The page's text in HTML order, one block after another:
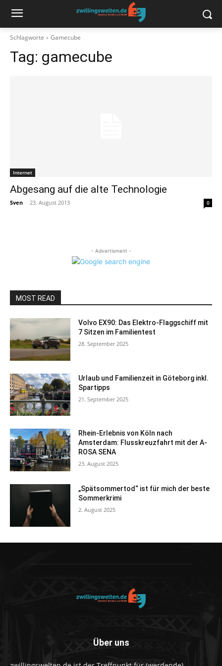
Schlagworte Gamecube
Tag: gamecube
Internet
Abgesang auf die alte Technologie
Sven - 23. August 2013 0
- Advertisment -
MOST READ
Volvo EX90: Das Elektro-Flaggschiff mit
7 Sitzen im Familientest
28. September 2025
Urlaub und Familienzeit in Göteborg inkl.
Spartipps
21. September 2025
Rhein-Erlebnis von Köln nach
Amsterdam: Flusskreuzfahrt mit der A-
ROSA SENA
23. August 2025
„Spätsommertod“ ist für mich der beste
Sommerkrimi
2. August 2025
Über uns